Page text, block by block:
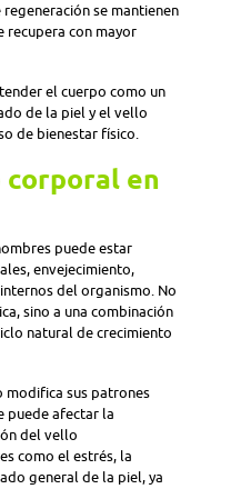
se mantienen
recupera con mayor
el cuerpo como un
de la piel y el vello
de bienestar físico.
corporal en
puede estar
envejecimiento,
del organismo. No
sino a una combinación
natural de crecimiento
modifica sus patrones
puede afectar la
del vello
como el estrés, la
general de la piel, ya